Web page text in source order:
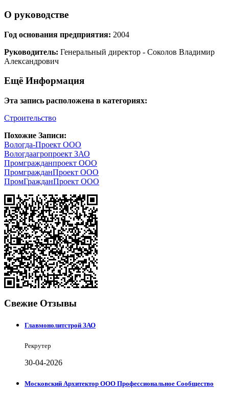
О руководстве
Год основания предприятия: 2004
Руководитель: Генеральный директор - Соколов Владимир
Александрович
Ещё Информация
Эта запись расположена в категориях:
Строительство
Похожие Записи:
Вологда-Проект ООО
Вологдаагропроект ЗАО
Промгражданпроект ООО
ПромгражданПроект ООО
ПромГражданПроект ООО
Свежие Отзывы
Главмонолитстрой ЗАО
Рекрутер
30-04-2026
Московский Архитектор ООО Профессиональное Сообщество